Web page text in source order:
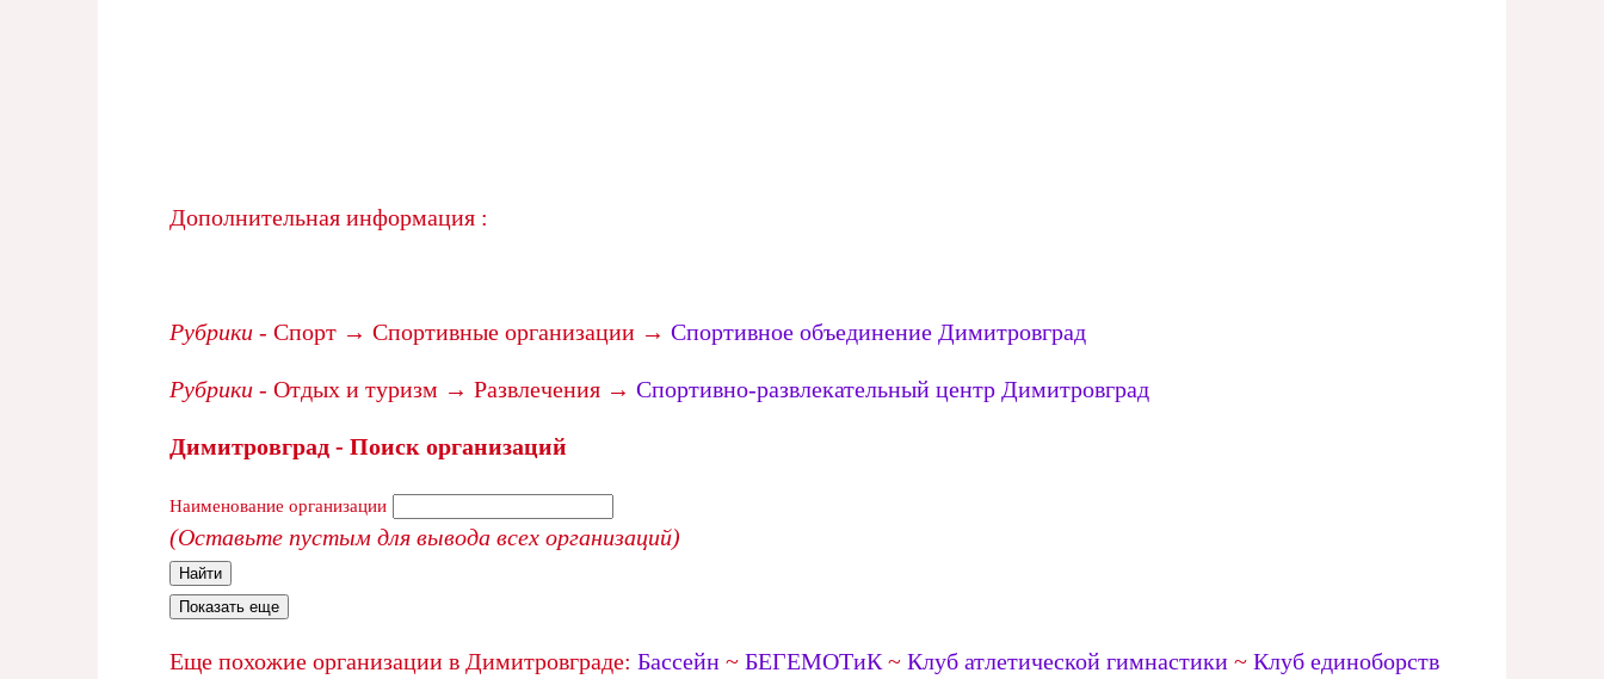
Дополнительная информация :
Рубрики - Спорт → Спортивные организации → Спортивное объединение Димитровград
Рубрики - Отдых и туризм → Развлечения → Спортивно-развлекательный центр Димитровград
Димитровград - Поиск организаций
Наименование организации
(Оставьте пустым для вывода всех организаций)
Найти
Показать еще
Еще похожие организации в Димитровграде: Бассейн ~ БЕГЕМОТиК ~ Клуб атлетической гимнастики ~ Клуб единоборств